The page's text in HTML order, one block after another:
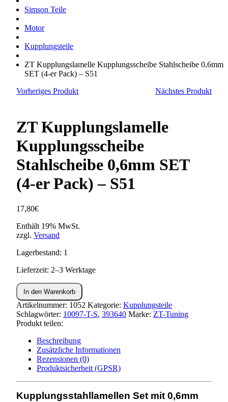
Simson Teile
Motor
Kupplungsteile
ZT Kupplungslamelle Kupplungsscheibe Stahlscheibe 0,6mm
SET (4-er Pack) – S51
Vorheriges Produkt
Nächstes Produkt
ZT Kupplungslamelle
Kupplungsscheibe
Stahlscheibe 0,6mm SET
(4-er Pack) – S51
17,80€
Enthält 19% MwSt.
zzgl. Versand
Lagerbestand: 1
Lieferzeit: 2–3 Werktage
ZT
Kupplungslamelle
Kupplungsscheibe
Stahlscheibe
0,6mm
Pack)
In den Warenkorb
Artikelnummer: 1052 Kategorie: Kupplungsteile
Schlagwörter: 10097-T-S, 393640 Marke: ZT-Tuning
Produkt teilen:
Beschreibung
Zusätzliche Informationen
Rezensionen (0)
Produktsicherheit (GPSR)
Kupplungsstahllamellen Set mit 0,6mm